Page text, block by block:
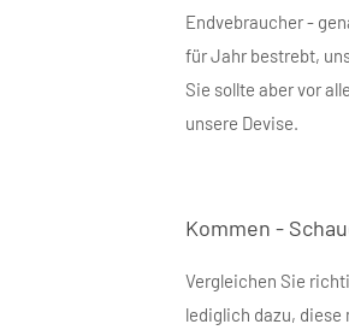
Endvebraucher -
für Jahr bestrebt,
Sie sollte aber vor
unsere Devise.
Kommen -
Vergleichen Sie
lediglich dazu,